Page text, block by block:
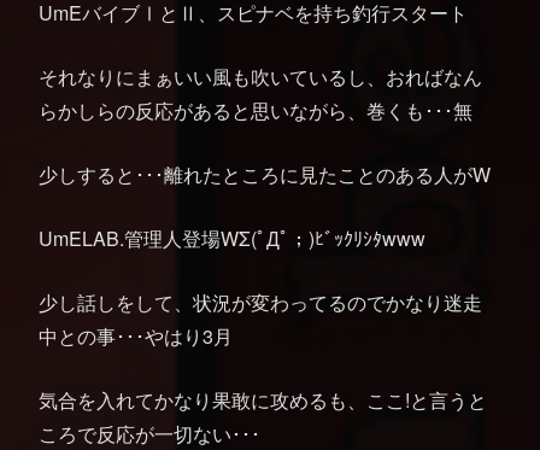
UmEバイブⅠとⅡ、スピナベを持ち釣行スタート
それなりにまぁいい風も吹いているし、おればなん
らかしらの反応があると思いながら、巻くも･･･無
少しすると･･･離れたところに見たことのある人がW
UmELAB.管理人登場WΣ(ﾟДﾟ；)ﾋﾞｯｸﾘｼﾀwww
少し話しをして、状況が変わってるのでかなり迷走
中との事･･･やはり3月
気合を入れてかなり果敢に攻めるも、ここ!と言うと
ころで反応が一切ない･･･